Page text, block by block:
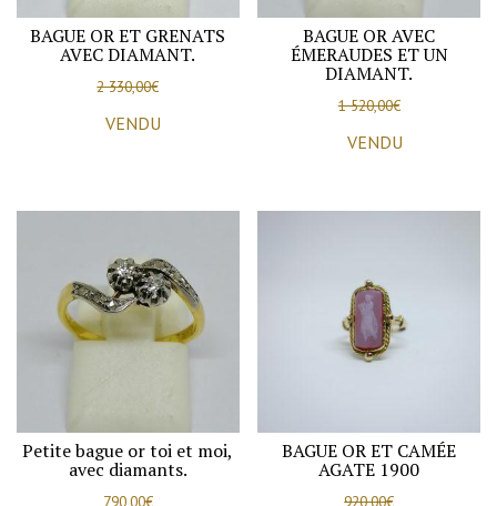
BAGUE OR ET GRENATS
AVEC DIAMANT.
2 330,00€
VENDU
BAGUE OR AVEC
ÉMERAUDES ET UN
DIAMANT.
1 520,00€
VENDU
Petite bague or toi et moi,
avec diamants.
790,00€
BAGUE OR ET CAMÉE
AGATE 1900
920,00€